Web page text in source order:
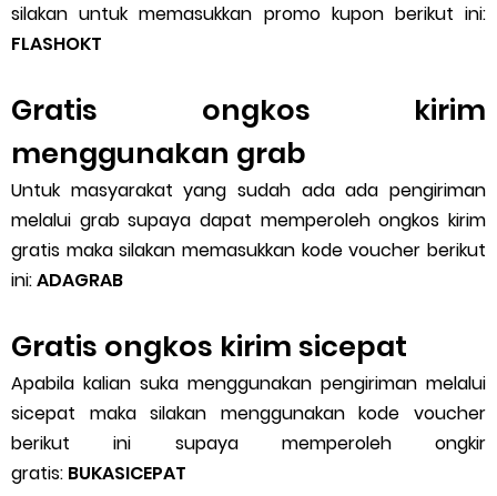
silakan untuk memasukkan promo kupon berikut ini:
FLASHOKT
Gratis ongkos kirim
menggunakan grab
Untuk masyarakat yang sudah ada ada pengiriman
melalui grab supaya dapat memperoleh ongkos kirim
gratis maka silakan memasukkan kode voucher berikut
ini:ADAGRAB
Gratis ongkos kirim sicepat
Apabila kalian suka menggunakan pengiriman melalui
sicepat maka silakan menggunakan kode voucher
berikut ini supaya memperoleh ongkir
gratis: BUKASICEPAT